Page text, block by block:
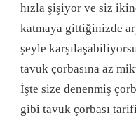
hızla şişiyor ve siz
katmaya gittiğinizde
şeyle
tavuk çorbasına az
İşte size denenmiş
gibi tavuk çorbası